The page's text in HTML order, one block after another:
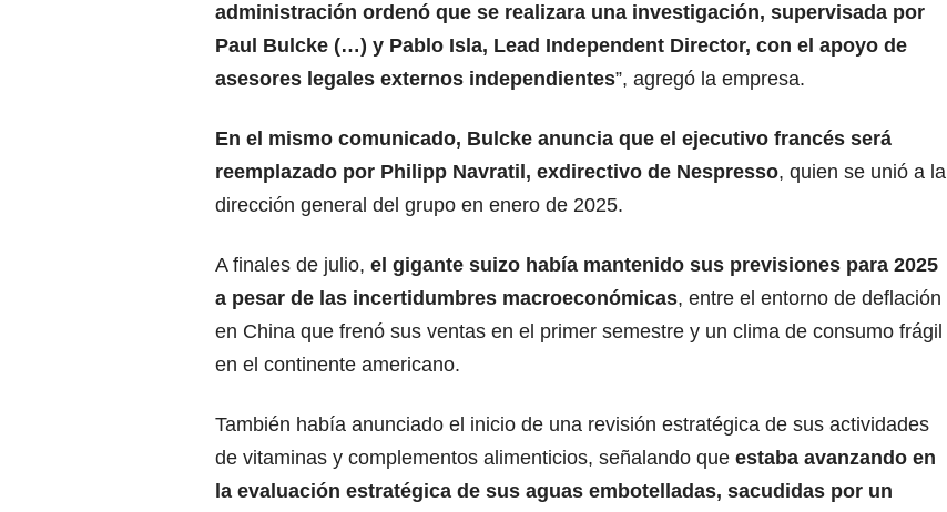
administración ordenó que se realizara una investigación, supervisada por
Paul Bulcke (…) y Pablo Isla, Lead Independent Director, con el apoyo de
asesores legales externos independientes”, agregó la empresa.
En el mismo comunicado, Bulcke anuncia que el ejecutivo francés será
reemplazado por Philipp Navratil, exdirectivo de Nespresso, quien se unió a la
dirección general del grupo en enero de 2025.
A finales de julio, el gigante suizo había mantenido sus previsiones para 2025
a pesar de las incertidumbres macroeconómicas, entre el entorno de deflación
en China que frenó sus ventas en el primer semestre y un clima de consumo frágil
en el continente americano.
También había anunciado el inicio de una revisión estratégica de sus actividades
de vitaminas y complementos alimenticios, señalando que estaba avanzando en
la evaluación estratégica de sus aguas embotelladas, sacudidas por un